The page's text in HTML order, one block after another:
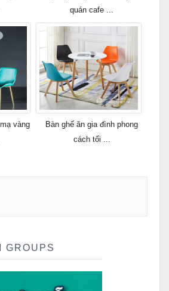
quán cafe ...
vàng
Bàn ghế ăn gia đình phong
cách tối ...
GROUPS